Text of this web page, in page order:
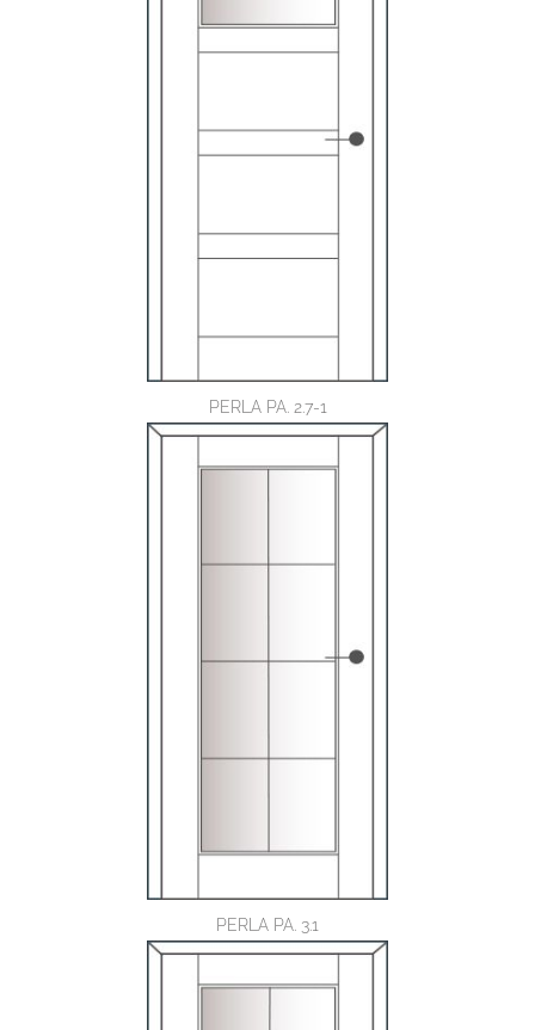
PERLA PA. 2.7-1
PERLA PA. 3.1